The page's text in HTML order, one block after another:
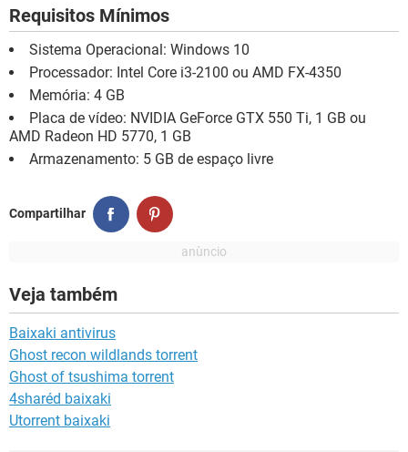
Requisitos Mínimos
Sistema Operacional: Windows 10
Processador: Intel Core i3-2100 ou AMD FX-4350
Memória: 4 GB
Placa de vídeo: NVIDIA GeForce GTX 550 Ti, 1 GB ou
AMD Radeon HD 5770, 1 GB
Armazenamento: 5 GB de espaço livre
Compartilhar
Veja também
Baixaki antivirus
Ghost recon wildlands torrent
Ghost of tsushima torrent
4sharéd baixaki
Utorrent baixaki